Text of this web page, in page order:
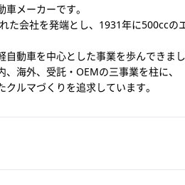
メーカーです。
た会社を発端とし、1931年に500ccの
動車を中心とした事業を歩んできまし
海外、受託・OEMの三事業を柱に、
ルマづくりを追求しています。